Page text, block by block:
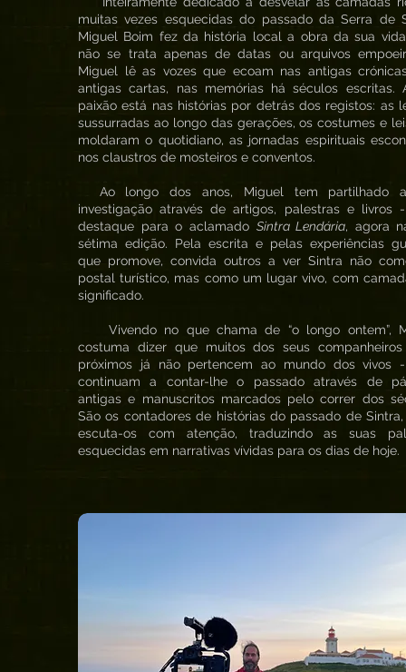
muitas vezes esquecidas do passado da Serra de
Miguel Boim fez da história local a obra da sua
não se trata apenas de datas ou arquivos
Miguel lê as vozes que ecoam nas antigas
antigas cartas, nas memórias há séculos escritas.
paixão está nas histórias por detrás dos registos: as
sussurradas ao longo das gerações, os costumes e
moldaram o quotidiano, as jornadas espirituais
nos claustros de mosteiros e conventos.
Ao longo dos anos, Miguel tem partilhado
investigação através de artigos, palestras e livros
destaque para o aclamado Sintra Lendária, agora
sétima edição. Pela escrita e pelas experiências
que promove, convida outros a ver Sintra não
postal turístico, mas como um lugar vivo, com
significado.
Vivendo no que chama de “o longo ontem”,
costuma dizer que muitos dos seus
próximos já não pertencem ao mundo dos vivos
continuam a contar-lhe o passado através de
antigas e manuscritos marcados pelo correr dos
São os contadores de histórias do passado de
escuta-os com atenção, traduzindo as suas
esquecidas em narrativas vívidas para os dias de hoje.